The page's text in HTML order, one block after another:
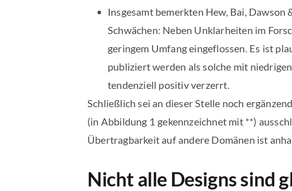
Insgesamt bemerkten Hew, Bai,
Schwächen: Neben Unklarheiten im
geringem Umfang eingeflossen. Es ist
publiziert werden als solche mit
tendenziell positiv verzerrt.
Schließlich sei an dieser Stelle noch
(in Abbildung 1 gekennzeichnet mit **)
Übertragbarkeit auf andere Domänen ist
Nicht alle Designs sind